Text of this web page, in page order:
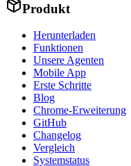
Produkt
Herunterladen
Funktionen
Unsere Agenten
Mobile App
Erste Schritte
Blog
Chrome-Erweiterung
GitHub
Changelog
Vergleich
Systemstatus